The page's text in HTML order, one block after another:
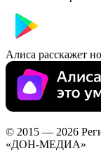
Алиса расскажет
© 2015 — 2026
«ДОН-МЕДИА»